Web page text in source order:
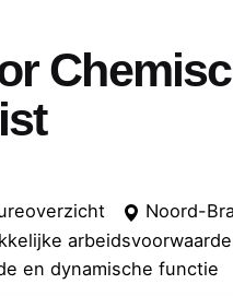
Noord-
en dynamische functie